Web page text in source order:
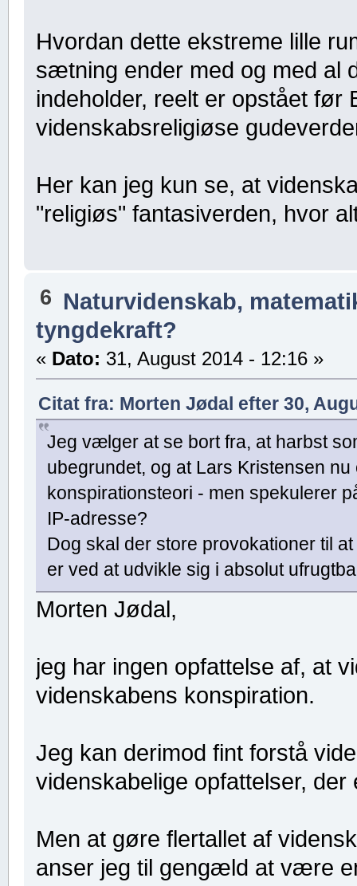
Hvordan dette ekstreme lille
sætning ender med og med al
indeholder, reelt er opstået før
videnskabsreligiøse
Her kan jeg kun se, at
"religiøs" fantasiverden, hvor
6 Naturvidenskab,
tyngdekraft?
« Dato: 31, August 2014 - 12:16 »
Citat fra: Morten Jødal efter 30,
Jeg vælger at se bort fra, at harbst
ubegrundet, og at Lars Kristensen
konspirationsteori - men spekulerer
IP-adresse?
Dog skal der store provokationer til
er ved at udvikle sig i absolut
Morten Jødal,
jeg har ingen opfattelse af, at
videnskabens konspiration.
Jeg kan derimod fint forstå
videnskabelige opfattelser,
Men at gøre flertallet af
anser jeg til gengæld at være